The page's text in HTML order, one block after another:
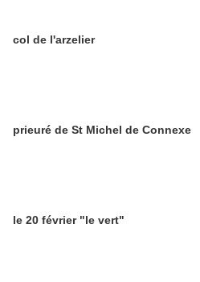
col de l'arzelier
prieuré de St Michel de Connexe
le 20 février "le vert"